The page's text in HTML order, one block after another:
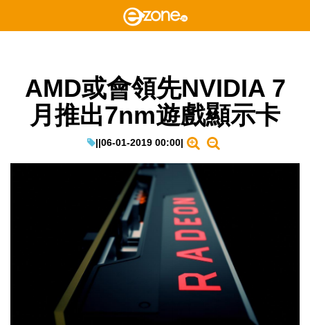
AMD或會領先NVIDIA 7
月推出7nm遊戲顯示卡
||06-01-2019 00:00|